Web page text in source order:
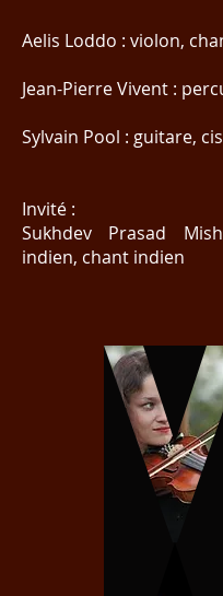
Aelis Loddo : violon,
Jean-Pierre Vivent :
Sylvain Pool : guitare,
Invité :
Sukhdev Prasad
indien, chant indien